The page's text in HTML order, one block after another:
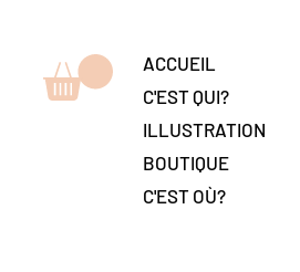
ACCUEIL
C'EST QUI?
ILLUSTRATION
BOUTIQUE
C'EST OÙ?